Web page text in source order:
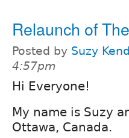
Relaunch of
Posted by Suzy
4:57pm
Hi Everyone!
My name is Suzy
Ottawa, Canada.